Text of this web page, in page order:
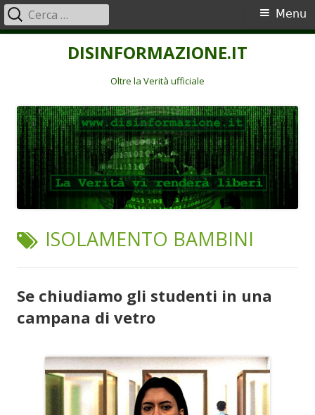
DISINFORMAZIONE.IT
Oltre la Verità ufficiale
Menu
principale
Menu
Ricerca
per:
TAG:
ISOLAMENTO BAMBINI
Se chiudiamo gli studenti in una
campana di vetro